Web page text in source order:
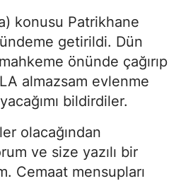
konusu Patrikhane
getirildi. Dün
önünde çağırıp
almazsam evlenme
bil­dirdiler.
olacağından
ve size yazılı bir
Cemaat mensupları